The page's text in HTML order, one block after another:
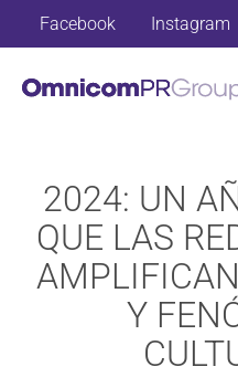
Facebook Instagram
2024: UN
QUE LAS
Y